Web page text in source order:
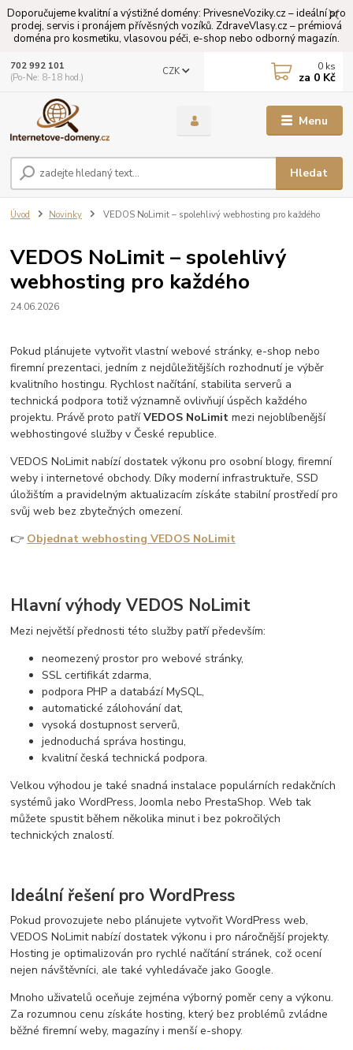
Doporučujeme kvalitní a výstižné domény: PrivesneVoziky.cz – ideální pro
prodej, servis i pronájem přívěsných vozíků. ZdraveVlasy.cz – prémiová
doména pro kosmetiku, vlasovou péči, e-shop nebo odborný magazín.
Menu
CZK
Hledat
702 992 101
(Po-Ne: 8-18 hod.)
0 ks
za 0 Kč
Úvod Novinky VEDOS NoLimit – spolehlivý webhosting pro každého
VEDOS NoLimit – spolehlivý
webhosting pro každého
24.06.2026
Pokud plánujete vytvořit vlastní webové stránky, e-shop nebo
firemní prezentaci, jedním z nejdůležitějších rozhodnutí je výběr
kvalitního hostingu. Rychlost načítání, stabilita serverů a
technická podpora totiž významně ovlivňují úspěch každého
projektu. Právě proto patříVEDOS NoLimit mezi nejoblíbenější
webhostingové služby v České republice.
VEDOS NoLimit nabízí dostatek výkonu pro osobní blogy, firemní
weby i internetové obchody. Díky moderní infrastruktuře, SSD
úložištím a pravidelným aktualizacím získáte stabilní prostředí pro
svůj web bez zbytečných omezení.
👉 Objednat webhosting VEDOS NoLimit
Hlavní výhody VEDOS NoLimit
Mezi největší přednosti této služby patří především:
neomezený prostor pro webové stránky,
SSL certifikát zdarma,
podpora PHP a databází MySQL,
automatické zálohování dat,
vysoká dostupnost serverů,
jednoduchá správa hostingu,
kvalitní česká technická podpora.
Velkou výhodou je také snadná instalace populárních redakčních
systémů jako WordPress, Joomla nebo PrestaShop. Web tak
můžete spustit během několika minut i bez pokročilých
technických znalostí.
Ideální řešení pro WordPress
Pokud provozujete nebo plánujete vytvořit WordPress web,
VEDOS NoLimit nabízí dostatek výkonu i pro náročnější projekty.
Hosting je optimalizován pro rychlé načítání stránek, což ocení
nejen návštěvníci, ale také vyhledávače jako Google.
Mnoho uživatelů oceňuje zejména výborný poměr ceny a výkonu.
Za rozumnou cenu získáte hosting, který bez problémů zvládne
běžné firemní weby, magazíny i menší e-shopy.